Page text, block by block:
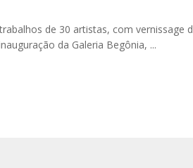
de 30 artistas, com vernissage
da Galeria Begônia, ...